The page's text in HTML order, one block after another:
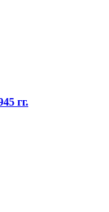
гг.